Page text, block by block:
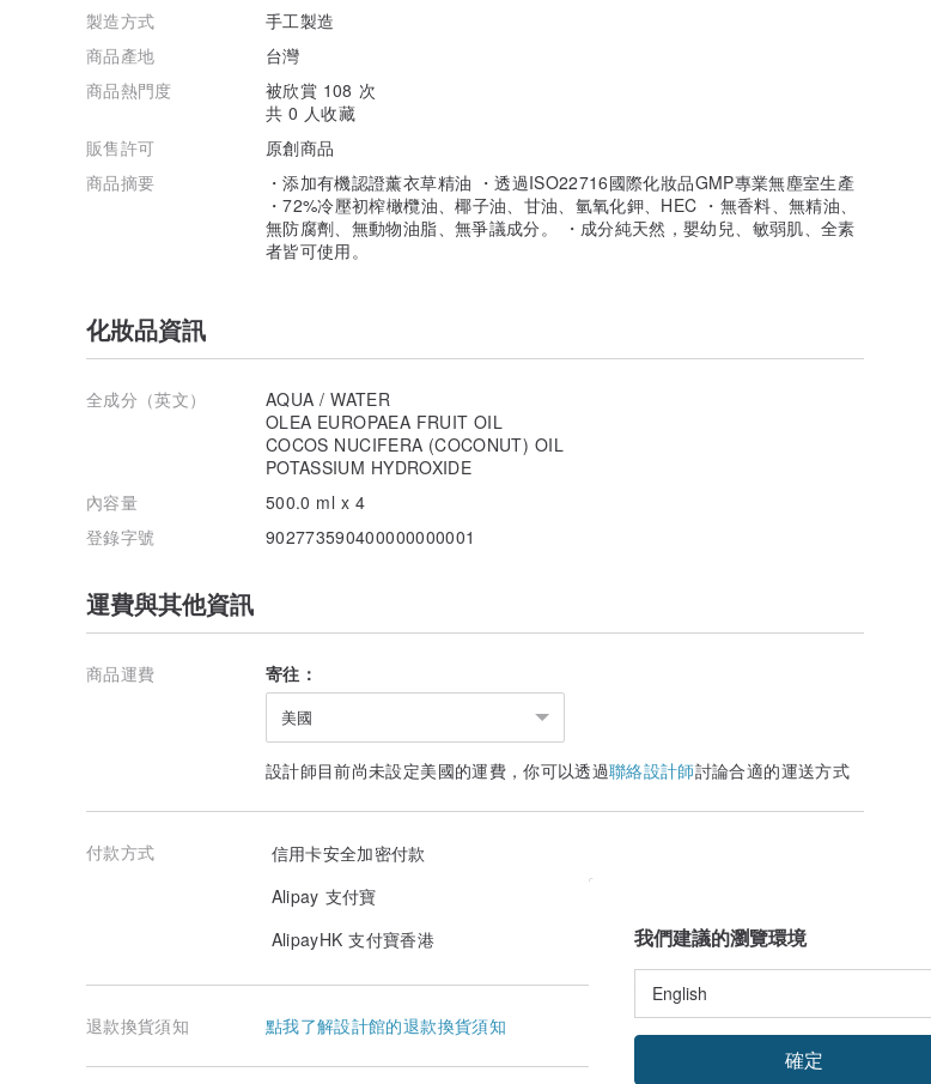
製造方式
手工製造
商品產地
台灣
商品熱門度
被欣賞 108 次
共 0 人收藏
販售許可
原創商品
商品摘要
・添加有機認證薰衣草精油 ・透過ISO22716國際化妝品GMP專業無塵室生產
・72%冷壓初榨橄欖油、椰子油、甘油、氫氧化鉀、HEC ・無香料、無精油、
無防腐劑、無動物油脂、無爭議成分。 ・成分純天然，嬰幼兒、敏弱肌、全素
者皆可使用。
化妝品資訊
全成分（英文）
AQUA / WATER
OLEA EUROPAEA FRUIT OIL
COCOS NUCIFERA (COCONUT) OIL
POTASSIUM HYDROXIDE
內容量
500.0 ml x 4
登錄字號
902773590400000000001
運費與其他資訊
商品運費 寄往：
美國
設計師目前尚未設定美國的運費，你可以透過聯絡設計師討論合適的運送方式
付款方式
信用卡安全加密付款
Alipay 支付寶
AlipayHK 支付寶香港
退款換貨須知 點我了解設計館的退款換貨須知
我們建議的瀏覽環境
確定